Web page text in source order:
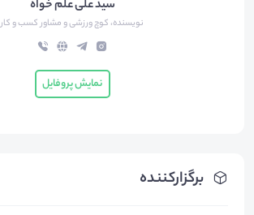
برگزارکننده
سید علی علم خواه
نویسنده، کوچ ورزشی و مشاور کسب و کار
نمایش پروفایل